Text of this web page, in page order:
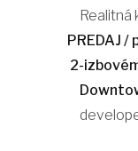
Realitná
PREDAJ /
2-